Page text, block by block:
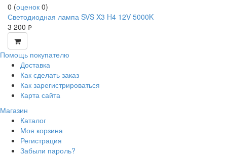
0 (оценок 0)
Светодиодная лампа SVS X3 H4 12V 5000K
3 200 руб.
Помощь покупателю
Доставка
Как сделать заказ
Как зарегистрироваться
Карта сайта
Магазин
Каталог
Моя корзина
Регистрация
Забыли пароль?